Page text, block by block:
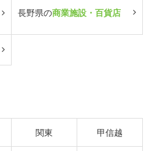
長野県の商業施設・百貨店
関東 甲信越